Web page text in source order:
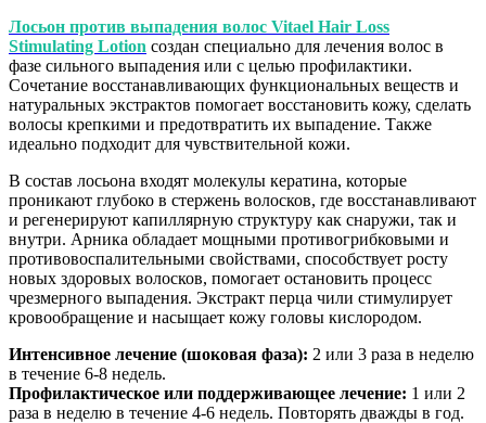
Лосьон против выпадения волос Vitael Hair Loss
Stimulating Lotion создан специально для лечения волос в
фазе сильного выпадения или с целью профилактики.
Сочетание восстанавливающих функциональных веществ и
натуральных экстрактов помогает восстановить кожу, сделать
волосы крепкими и предотвратить их выпадение. Также
идеально подходит для чувствительной кожи.
В состав лосьона входят молекулы кератина, которые
проникают глубоко в стержень волосков, где восстанавливают
и регенерируют капиллярную структуру как снаружи, так и
внутри. Арника обладает мощными противогрибковыми и
противовоспалительными свойствами, способствует росту
новых здоровых волосков, помогает остановить процесс
чрезмерного выпадения. Экстракт перца чили стимулирует
кровообращение и насыщает кожу головы кислородом.
Интенсивное лечение (шоковая фаза): 2 или 3 раза в неделю
в течение 6-8 недель.
Профилактическое или поддерживающее лечение: 1 или 2
раза в неделю в течение 4-6 недель. Повторять дважды в год.